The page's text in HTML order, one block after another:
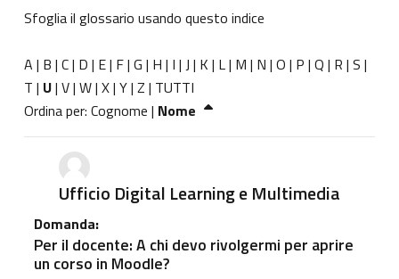
Sfoglia il glossario usando questo indice
A | B | C| D | E| F| G | H | I | J | K | L| M | N | O | P | Q | R | S |
T | U| V| W| X| Y| Z | TUTTI
Ordinato per Nome decrescente
Ordina per: Cognome | Nome
Ufficio Digital Learning e Multimedia
Domanda:
Per il docente: A chi devo rivolgermi per aprire
un corso in Moodle?